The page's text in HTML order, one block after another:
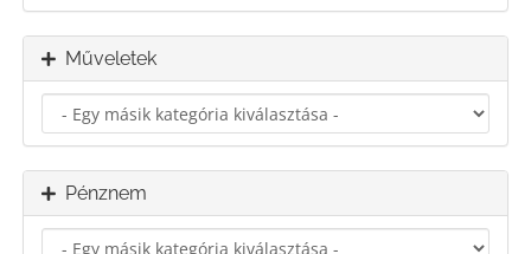
Műveletek
Pénznem